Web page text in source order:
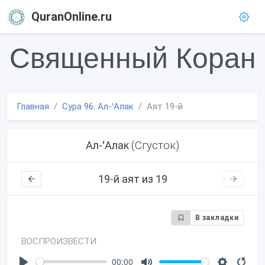
QuranOnline.ru
Священный Коран
Главная Сура 96. Ал-ʻАлак Аят 19-й
Ал-ʻАлак(Сгусток)
19-й аят из 19
В закладки
ВОСПРОИЗВЕСТИ
00:00